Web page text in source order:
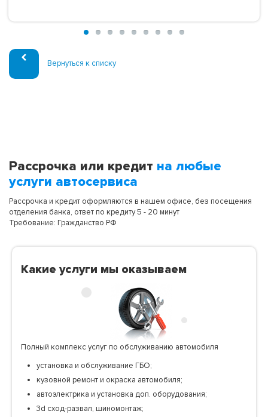
Вернуться к списку
Рассрочка или кредит на любые
услуги автосервиса
Рассрочка и кредит оформляются в нашем офисе, без посещения
отделения банка, ответ по кредиту 5 - 20 минут
Требование: Гражданство РФ
Какие услуги мы оказываем
Полный комплекс услуг по обслуживанию автомобиля
установка и обслуживание ГБО;
кузовной ремонт и окраска автомобиля;
автоэлектрика и установка доп. оборудования;
3d сход-развал, шиномонтаж;